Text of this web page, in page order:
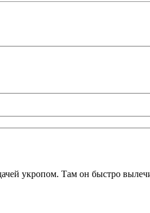
укропом. Там он быстро